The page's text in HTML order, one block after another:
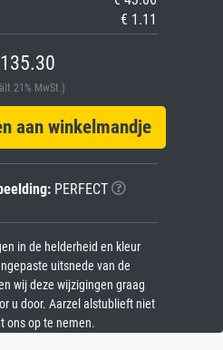
€ 1.11
21% MwSt.)
aan winkelmandje
PERFECT
in de helderheid en kleur
uitsnede van de
wij deze wijzigingen graag
u door. Aarzel alstublieft niet
ons op te nemen.